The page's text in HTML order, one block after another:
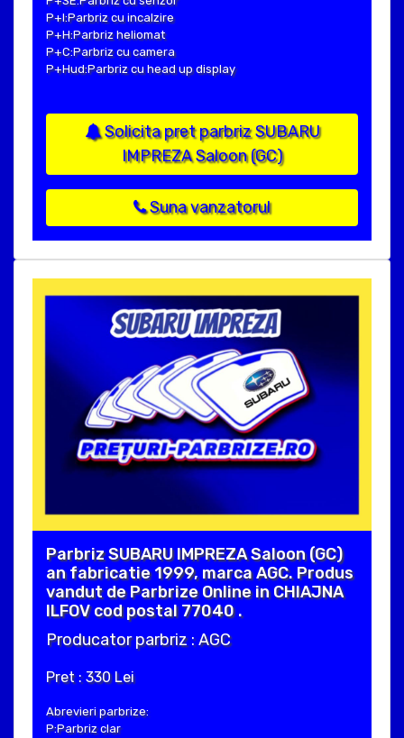
P+I:Parbriz cu incalzire
P+H:Parbriz heliomat
P+C:Parbriz cu camera
P+Hud:Parbriz cu head up display
Solicita pret parbriz SUBARU
IMPREZA Saloon (GC)
Suna vanzatorul
Parbriz SUBARU IMPREZA Saloon (GC)
an fabricatie 1999, marca AGC. Produs
vandut de Parbrize Online in CHIAJNA
ILFOV cod postal 77040 .
Producator parbriz : AGC
Pret : 330 Lei
Abrevieri parbrize:
P:Parbriz clar